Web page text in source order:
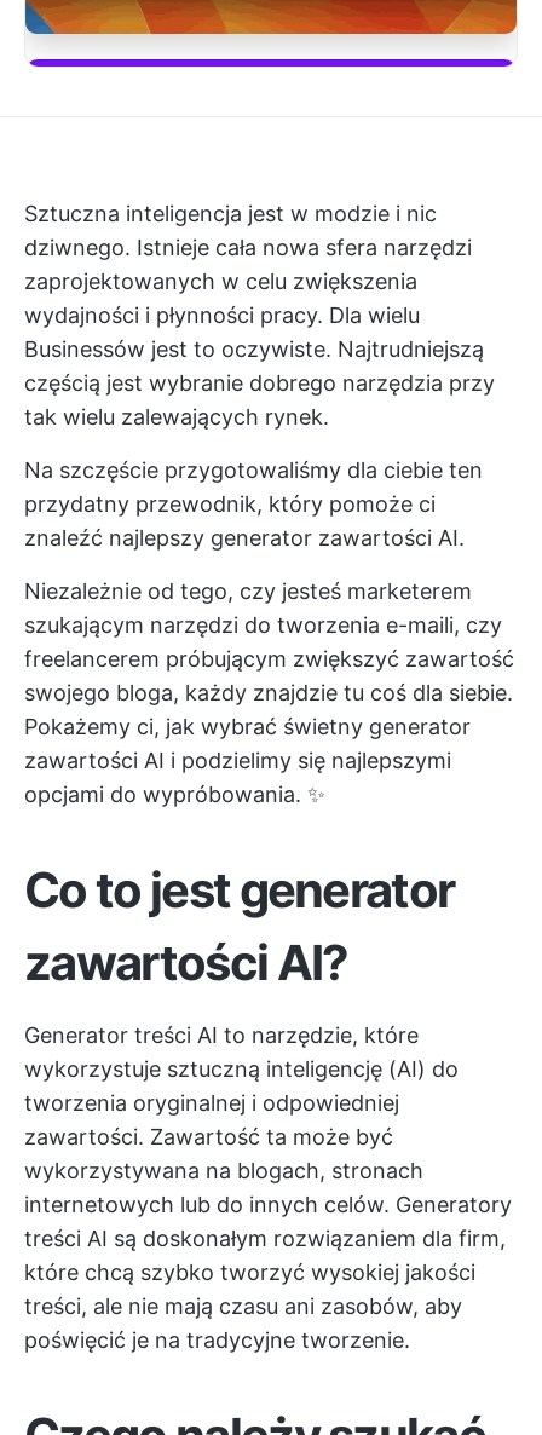
Sztuczna inteligencja jest w modzie i nic
dziwnego. Istnieje cała nowa sfera narzędzi
zaprojektowanych w celu zwiększenia
wydajności i płynności pracy. Dla wielu
Businessów jest to oczywiste. Najtrudniejszą
częścią jest wybranie dobrego narzędzia przy
tak wielu zalewających rynek.
Na szczęście przygotowaliśmy dla ciebie ten
przydatny przewodnik, który pomoże ci
znaleźć najlepszy generator zawartości AI.
Niezależnie od tego, czy jesteś marketerem
szukającym narzędzi do tworzenia e-maili, czy
freelancerem próbującym zwiększyć zawartość
swojego bloga, każdy znajdzie tu coś dla siebie.
Pokażemy ci, jak wybrać świetny generator
zawartości AI i podzielimy się najlepszymi
opcjami do wypróbowania. ✨
Co to jest generator
zawartości AI?
Generator treści AI to narzędzie, które
wykorzystuje sztuczną inteligencję (AI) do
tworzenia oryginalnej i odpowiedniej
zawartości. Zawartość ta może być
wykorzystywana na blogach, stronach
internetowych lub do innych celów. Generatory
treści AI są doskonałym rozwiązaniem dla firm,
które chcą szybko tworzyć wysokiej jakości
treści, ale nie mają czasu ani zasobów, aby
poświęcić je na tradycyjne tworzenie.